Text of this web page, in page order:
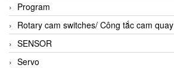
Program
Rotary cam switches/ Công tắc cam quay
SENSOR
Servo